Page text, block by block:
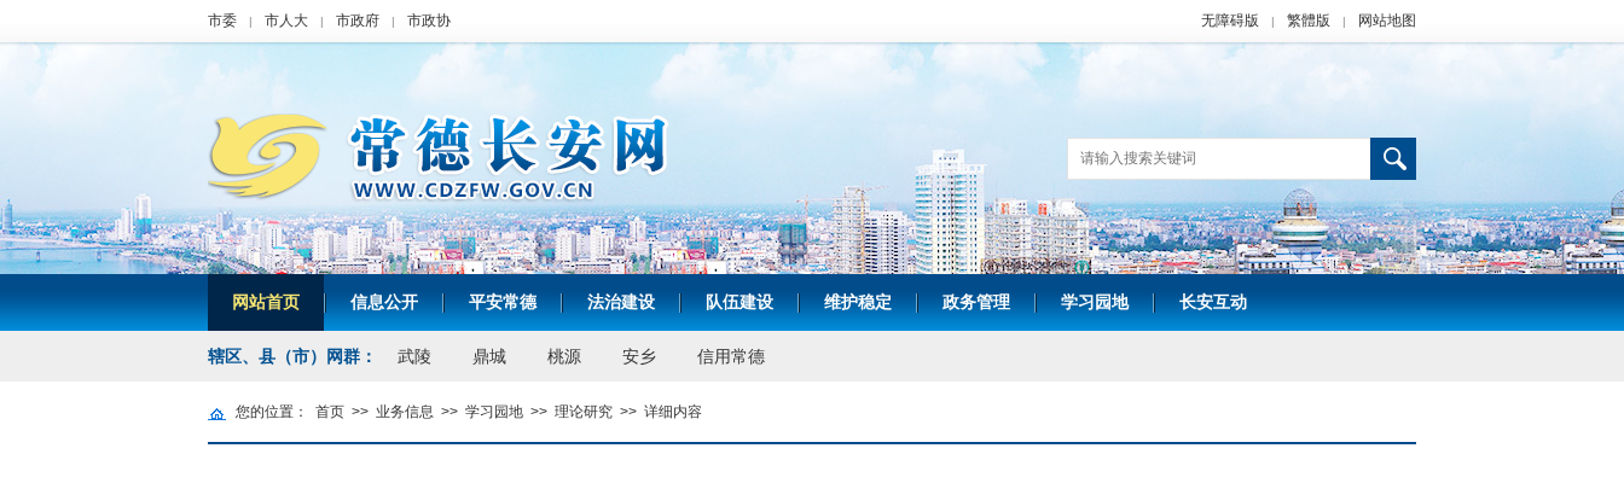
市委 | 市人大 | 市政府 | 市政协 无障碍版 | 繁體版 | 网站地图
网站首页 | 信息公开 | 平安常德 | 法治建设 | 队伍建设 | 维护稳定 | 政务管理 | 学习园地 | 长安互动
辖区、县（市）网群： 武陵 鼎城 桃源 安乡 信用常德
您的位置： 首页 >> 业务信息 >> 学习园地 >> 理论研究 >> 详细内容